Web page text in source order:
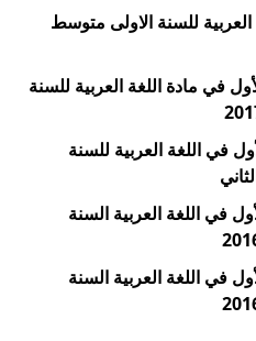
للسنة الاولى متوسط
في مادة اللغة العربية للسنة
في اللغة العربية للسنة
في اللغة العربية السنة
في اللغة العربية السنة